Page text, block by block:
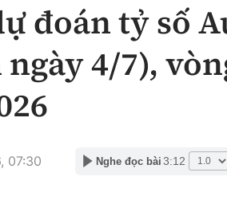
lượng
Hàng không
Đường sắt
đoán tỷ số
ngày 4/7),
07:30 Nghe đọc bài 3:12